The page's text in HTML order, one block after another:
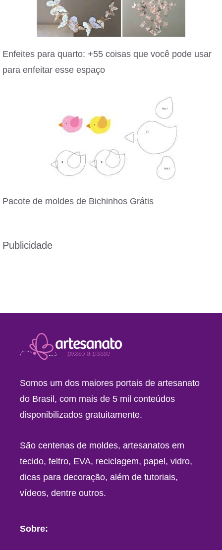
Enfeites para quarto: +55 coisas que você pode usar
para enfeitar esse espaço
Pacote de moldes de Bichinhos Grátis
Publicidade
Somos um dos maiores portais de artesanato
do Brasil, com mais de 5 mil conteúdos
disponibilizados gratuitamente.
São centenas de moldes, artesanatos em
tecido, feltro, EVA, reciclagem, papel, vidro,
dicas para decoração, além de tutoriais,
vídeos, dentre outros.
Sobre: